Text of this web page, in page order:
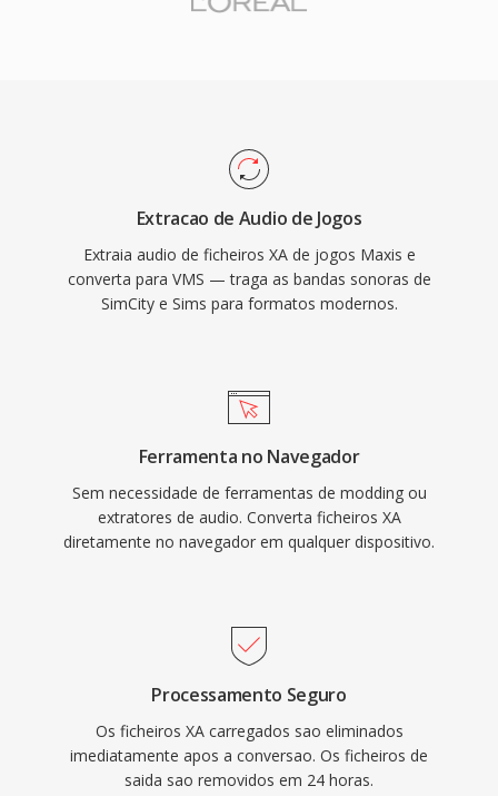
Extracao de Audio de Jogos
Extraia audio de ficheiros XA de jogos Maxis e
converta para VMS — traga as bandas sonoras de
SimCity e Sims para formatos modernos.
Ferramenta no Navegador
Sem necessidade de ferramentas de modding ou
extratores de audio. Converta ficheiros XA
diretamente no navegador em qualquer dispositivo.
Processamento Seguro
Os ficheiros XA carregados sao eliminados
imediatamente apos a conversao. Os ficheiros de
saida sao removidos em 24 horas.